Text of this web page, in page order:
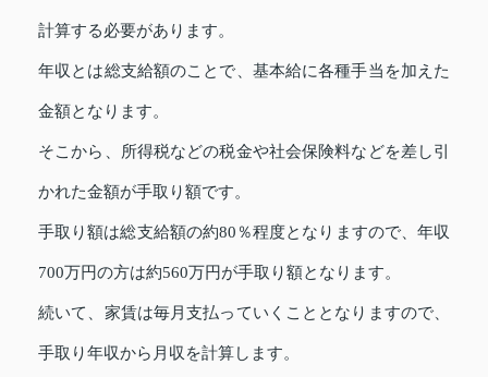
計算する必要があります。
年収とは総支給額のことで、基本給に各種手当を加えた
金額となります。
そこから、所得税などの税金や社会保険料などを差し引
かれた金額が手取り額です。
手取り額は総支給額の約80％程度となりますので、年収
700万円の方は約560万円が手取り額となります。
続いて、家賃は毎月支払っていくこととなりますので、
手取り年収から月収を計算します。